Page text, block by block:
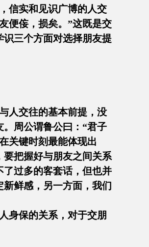
信实和见识广博的人交
便侫，损矣。”这既是交
三个方面对选择朋友提
人交往的基本前提，没
周公谓鲁公曰：“君子
关键时刻最能体现出
把握好与朋友之间关系
过多的客套话，但也并
鲜感，另一方面，我们
身保的关系，对于交朋